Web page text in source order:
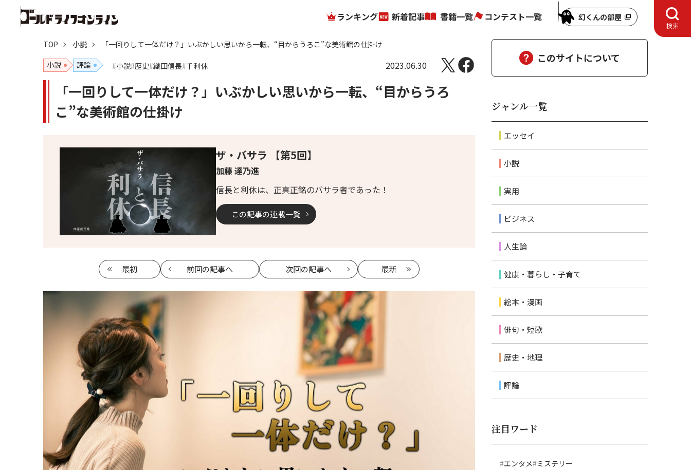
ランキング 新着記事 書籍一覧 コンテスト一覧 幻くんの部屋
検索
TOP 小説
「一回りして一体だけ？」いぶかしい思いから一転、“目からうろこ”な美術館の仕掛け
小説
評論 小説 歴史 織田信長 千利休 2023.06.30
「一回りして一体だけ？」いぶかしい思いから一転、“目からうろ
こ”な美術館の仕掛け
ザ・バサラ 【第5回】
加藤 達乃進
信長と利休は、正真正銘のバサラ者であった！
この記事の連載一覧
最初 前回の記事へ 次回の記事へ 最新
このサイトについて
ジャンル一覧
エッセイ
小説
実用
ビジネス
人生論
健康・暮らし・子育て
絵本・漫画
俳句・短歌
歴史・地理
評論
注目ワード
エンタメ ミステリー